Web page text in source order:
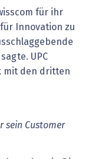
für ihr
Innovation zu
UPC
mit den dritten
sein Customer